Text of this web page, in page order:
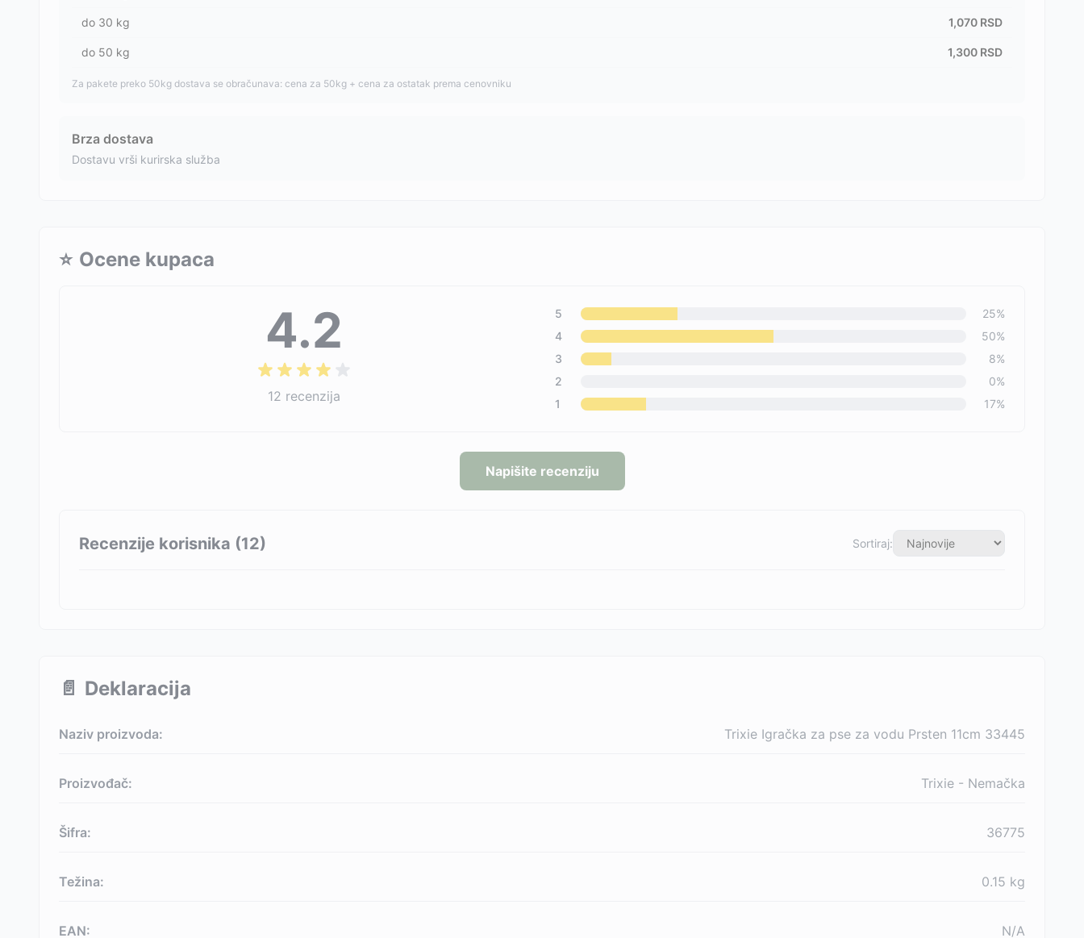
do 30 kg 1,070 RSD
do 50 kg 1,300 RSD
Za pakete preko 50kg dostava se obračunava: cena za 50kg + cena za ostatak prema cenovniku
Brza dostava
Dostavu vrši kurirska služba
⭐ Ocene kupaca
4.2
12 recenzija
5 25%
4
50%
3
8%
2
0%
1
17%
Napišite recenziju
Recenzije korisnika (12) Sortiraj:
📄 Deklaracija
Naziv proizvoda: Trixie Igračka za pse za vodu Prsten 11cm 33445
Proizvođač: Trixie - Nemačka
Šifra: 36775
Težina: 0.15 kg
EAN: N/A